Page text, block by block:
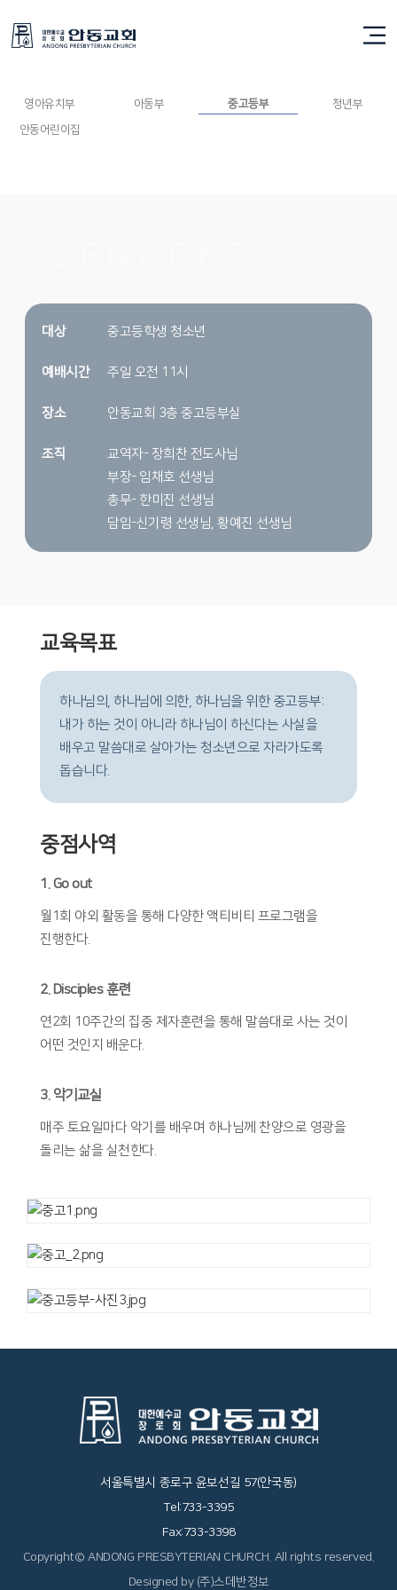
영아유치부 아동부 중고등부 청년부
안동어린이집
대상 중고등학생 청소년
예배시간 주일 오전 11시
장소 안동교회 3층 중고등부실
조직
교역자- 장희찬 전도사님
부장- 임채호 선생님
총무- 한미진 선생님
담임-신기령 선생님, 황예진 선생님
교육목표
하나님의, 하나님에 의한, 하나님을 위한 중고등부:
내가 하는 것이 아니라 하나님이 하신다는 사실을
배우고 말씀대로 살아가는 청소년으로 자라가도록
돕습니다.
중점사역
1. Go out
월1회 야외 활동을 통해 다양한 액티비티 프로그램을
진행한다.
2. Disciples 훈련
연2회 10주간의 집중 제자훈련을 통해 말씀대로 사는 것이
어떤 것인지 배운다.
3. 악기교실
매주 토요일마다 악기를 배우며 하나님께 찬양으로 영광을
돌리는 삶을 실천한다.
서울특별시 종로구 윤보선길 57(안국동)
Tel:733-3395
Fax:733-3398
Copyright© ANDONG PRESBYTERIAN CHURCH. All rights reserved.
Designed by (주)스데반정보